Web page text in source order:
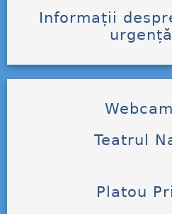
Informații
Teatrul
Platou